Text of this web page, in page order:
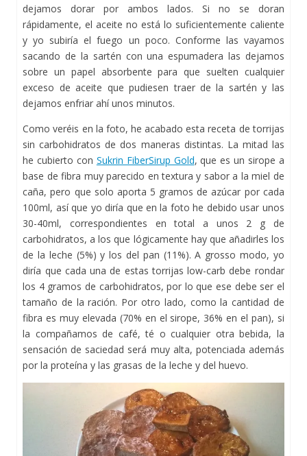
dejamos dorar por ambos lados. Si no se doran
rápidamente, el aceite no está lo suficientemente caliente
y yo subiría el fuego un poco. Conforme las vayamos
sacando de la sartén con una espumadera las dejamos
sobre un papel absorbente para que suelten cualquier
exceso de aceite que pudiesen traer de la sartén y las
dejamos enfriar ahí unos minutos.
Como veréis en la foto, he acabado esta receta de torrijas
sin carbohidratos de dos maneras distintas. La mitad las
he cubierto con Sukrin FiberSirup Gold, que es un sirope a
base de fibra muy parecido en textura y sabor a la miel de
caña, pero que solo aporta 5 gramos de azúcar por cada
100ml, así que yo diría que en la foto he debido usar unos
30-40ml, correspondientes en total a unos 2 g de
carbohidratos, a los que lógicamente hay que añadirles los
de la leche (5%) y los del pan (11%). A grosso modo, yo
diría que cada una de estas torrijas low-carb debe rondar
los 4 gramos de carbohidratos, por lo que ese debe ser el
tamaño de la ración. Por otro lado, como la cantidad de
fibra es muy elevada (70% en el sirope, 36% en el pan), si
la compañamos de café, té o cualquier otra bebida, la
sensación de saciedad será muy alta, potenciada además
por la proteína y las grasas de la leche y del huevo.